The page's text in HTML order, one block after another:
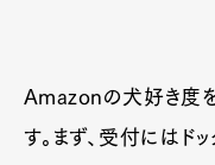
Amazonの犬好き度を
す。まず、受付にはド